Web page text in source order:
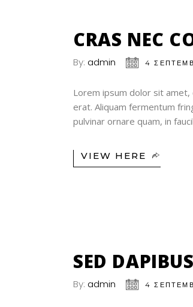
CRAS NEC
By: admin 4
Lorem ipsum dolor sit amet,
erat. Aliquam fermentum
pulvinar ornare quam, in
VIEW HERE
SED DAPIBUS
By: admin 4